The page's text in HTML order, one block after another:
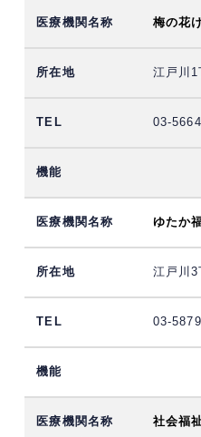
梅の花
江戸川
03-
ゆたか
江戸川3
03-
社会福